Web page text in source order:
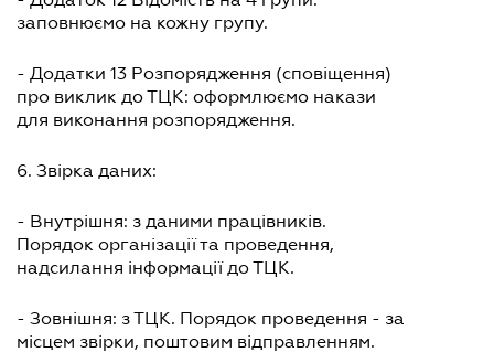
заповнюємо на кожну групу.
- Додатки 13 Розпорядження (сповіщення)
про виклик до ТЦК: оформлюємо накази
для виконання розпорядження.
6. Звірка даних:
- Внутрішня: з даними працівників.
Порядок організації та проведення,
надсилання інформації до ТЦК.
- Зовнішня: з ТЦК. Порядок проведення - за
місцем звірки, поштовим відправленням.